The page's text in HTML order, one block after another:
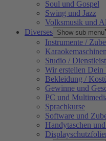
Soul und Gospel
Swing und Jazz
Volksmusik und
Diverses Show sub menu
Instrumente /
Studio /
Wir erstellen
Bekleidung /
Gewinne und
PC und
Sprachkurse
Software und
Handytaschen